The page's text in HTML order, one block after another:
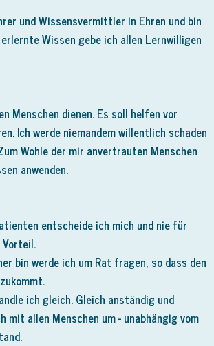
und Wissensvermittler in Ehren und bin
erlernte Wissen gebe ich allen Lernwilligen
Menschen dienen. Es soll helfen vor
Ich werde niemandem willentlich schaden
Wohle der mir anvertrauten Menschen
anwenden.
entscheide ich mich und nie für
Vorteil.
bin werde ich um Rat fragen, so dass den
ich gleich. Gleich anständig und
mit allen Menschen um - unabhängig vom